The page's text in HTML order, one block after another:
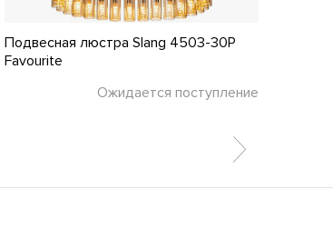
Подвесная люстра Slang 4503-30P
Favourite
Ожидается поступление